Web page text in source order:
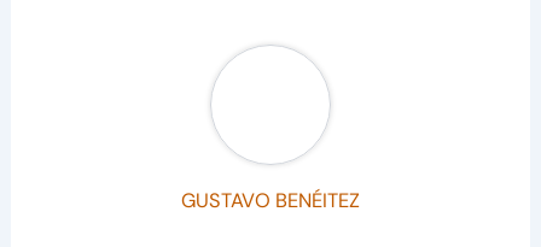
GUSTAVO BENÉITEZ